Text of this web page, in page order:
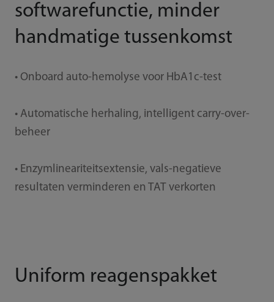
softwarefunctie, minder
handmatige tussenkomst
• Onboard auto-hemolyse voor HbA1c-test
• Automatische herhaling, intelligent carry-over-
beheer
• Enzymlineariteitsextensie, vals-negatieve
resultaten verminderen en TAT verkorten
Uniform reagenspakket